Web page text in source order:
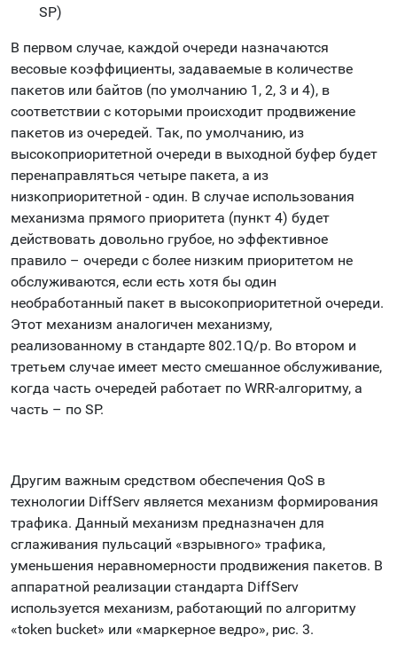
SP)
В первом случае, каждой очереди назначаются
весовые коэффициенты, задаваемые в количестве
пакетов или байтов (по умолчанию 1, 2, 3 и 4), в
соответствии с которыми происходит продвижение
пакетов из очередей. Так, по умолчанию, из
высокоприоритетной очереди в выходной буфер будет
перенаправляться четыре пакета, а из
низкоприоритетной - один. В случае использования
механизма прямого приоритета (пункт 4) будет
действовать довольно грубое, но эффективное
правило – очереди с более низким приоритетом не
обслуживаются, если есть хотя бы один
необработанный пакет в высокоприоритетной очереди.
Этот механизм аналогичен механизму,
реализованному в стандарте 802.1Q/p. Во втором и
третьем случае имеет место смешанное обслуживание,
когда часть очередей работает по WRR-алгоритму, а
часть – по SP.
Другим важным средством обеспечения QoS в
технологии DiffServ является механизм формирования
трафика. Данный механизм предназначен для
сглаживания пульсаций «взрывного» трафика,
уменьшения неравномерности продвижения пакетов. В
аппаратной реализации стандарта DiffServ
используется механизм, работающий по алгоритму
«token bucket» или «маркерное ведро», рис. 3.